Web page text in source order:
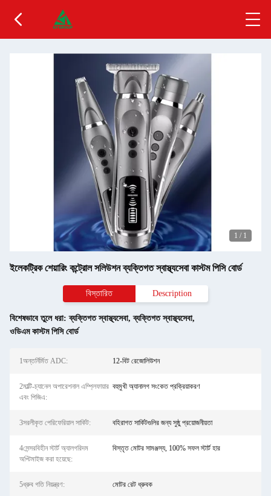
1 / 1
ইলেকট্রিক শেয়ারিং কন্ট্রোল সলিউশন ব্যক্তিগত স্বাস্থ্যসেবা কাস্টম পিসি বোর্ড
বিস্তারিত Description
বিশেষভাবে তুলে ধরা:ব্যক্তিগত স্বাস্থ্যসেবা,ব্যক্তিগত স্বাস্থ্যসেবা,
ওডিএম কাস্টম পিসি বোর্ড
1অন্তর্নির্মিত ADC: 12-বিট রেজোলিউশন
2মাল্টি-চ্যানেল অপারেশনাল এম্প্লিফায়ার
এবং পিজিএ:
বহুমুখী অ্যানালগ সংকেত প্রক্রিয়াকরণ
3সরলীকৃত পেরিফেরিয়াল সার্কিট: বহিরাগত সার্কিটগুলির জন্য সুষ্ঠু প্রয়োজনীয়তা
4সেন্সরবিহীন স্টার্ট অ্যালগরিদম
অপ্টিমাইজ করা হয়েছে:
বিস্তৃত মোটর সামঞ্জস্য, 100% সফল স্টার্ট হার
5ধ্রুব গতি নিয়ন্ত্রণ: মোটর রেট ধ্রুবক